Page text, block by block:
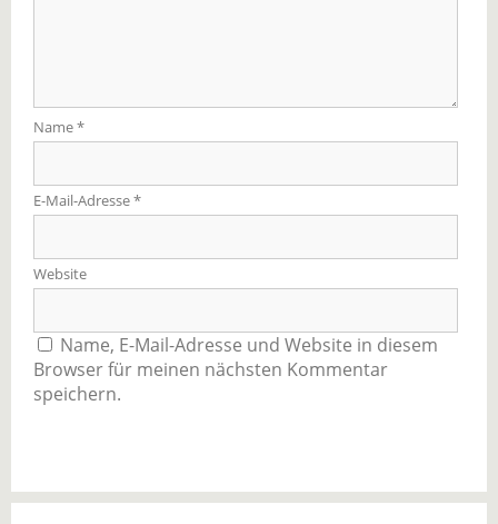
Name*
E-Mail-Adresse*
Website
Name, E-Mail-Adresse und Website in diesem
Browser für meinen nächsten Kommentar
speichern.